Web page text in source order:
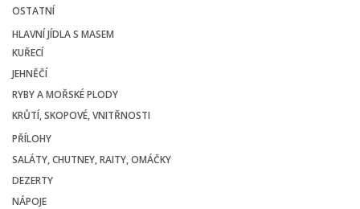
OSTATNÍ
HLAVNÍ JÍDLA S MASEM
KUŘECÍ
JEHNĚČÍ
RYBY A MOŘSKÉ PLODY
KRŮTÍ, SKOPOVÉ, VNITŘNOSTI
PŘÍLOHY
SALÁTY, CHUTNEY, RAITY, OMÁČKY
DEZERTY
NÁPOJE